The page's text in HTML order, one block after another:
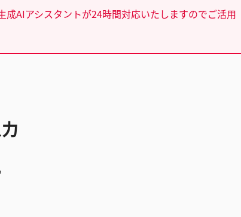
AIアシスタントが24時間対応いたしますのでご活用